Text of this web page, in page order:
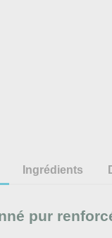
Ingrédients
pur